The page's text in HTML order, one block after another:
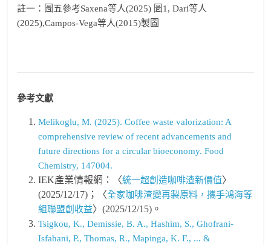
註一：圖五參考Saxena等人(2025) 圖1, Dari等人
(2025),Campos-Vega等人(2015)製圖
參考文獻
Melikoglu, M. (2025). Coffee waste valorization: A
comprehensive review of recent advancements and
future directions for a circular bioeconomy. Food
Chemistry, 147004.
IEK產業情報網：〈統一超創造咖啡渣新價值〉
(2025/12/17)；〈全家咖啡渣變再製原料，攜手鴻海等
組聯盟創收益〉(2025/12/15)。
Tsigkou, K., Demissie, B. A., Hashim, S., Ghofrani-
Isfahani, P., Thomas, R., Mapinga, K. F., ... &